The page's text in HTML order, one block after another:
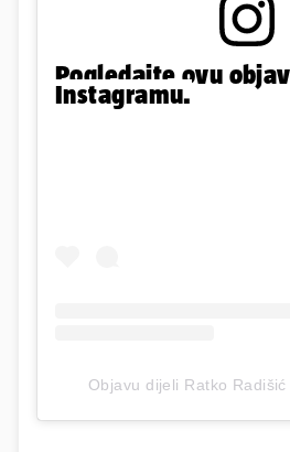
Pogledajte ovu
Instagramu.
Objavu dijeli Ratko